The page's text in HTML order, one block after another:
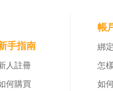
手指南
人註冊
何購買
帳
綁
怎
如